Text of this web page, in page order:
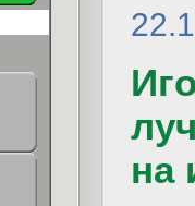
на